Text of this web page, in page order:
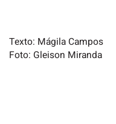
Texto: Mágila Campos
Foto: Gleison Miranda